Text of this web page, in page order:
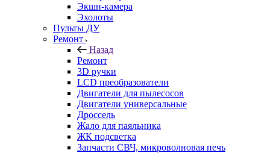
Экшн-камера
Эхолоты
Пульты ДУ
Ремонт
Назад
Ремонт
3D ручки
LCD преобразователи
Двигатели для пылесосов
Двигатели универсальные
Дроссель
Жало для паяльника
ЖК подсветка
Запчасти СВЧ, микроволновая печь